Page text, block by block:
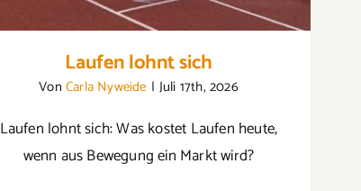
Laufen lohnt sich
Von Carla Nyweide | Juli 17th, 2026
Laufen lohnt sich: Was kostet Laufen heute,
wenn aus Bewegung ein Markt wird?